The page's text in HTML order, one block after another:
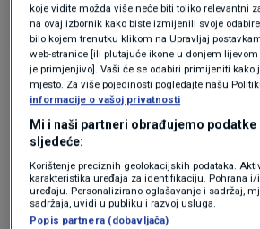
Oglas
koje vidite možda više neće biti toliko relevantni
na ovaj izbornik kako biste izmijenili svoje
bilo kojem trenutku klikom na Upravljaj
web-stranice [ili plutajuće ikone u donjem
je primjenjivo]. Vaši će se odabiri primijeniti kako
mjesto. Za više pojedinosti pogledajte našu
informacije o vašoj privatnosti
Mi i naši partneri obrađujemo
sljedeće:
Korištenje preciznih geolokacijskih podataka.
karakteristika uređaja za identifikaciju. Pohrana
uređaju. Personalizirano oglašavanje i sadržaj,
sadržaja, uvidi u publiku i razvoj usluga.
Popis partnera (dobavljača)